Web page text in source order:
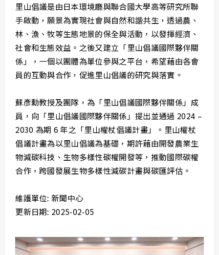
里山倡議是由日本環境廳與聯合國大學高等研究所聯
手啟動，願景為實現社會與自然和諧共生，透過農、
林、漁、牧等生態地景的保全與活動，以發揮經濟、
社會和生態效益。之後又建立「里山倡議國際夥伴關
係」，一個以團體為單位參與之平台，希望藉由各會
員的互動與合作，促進里山倡議的研究與落實。
蘇彥勳教授及團隊，為「里山倡議國際夥伴關係」成
員，向「里山倡議國際夥伴關係」提出並通過 2024 –
2030 為期 6 年之「里山權杖倡議計畫」。里山權杖
倡議計畫為以里山倡議為基礎，期許藉由開發農業生
物減碳科技、生物多樣性碳權開發等，推動國際碳權
合作，跨國發展生物多樣性減碳計畫與碳匯評估。
維護單位: 新聞中心
更新日期: 2025-02-05